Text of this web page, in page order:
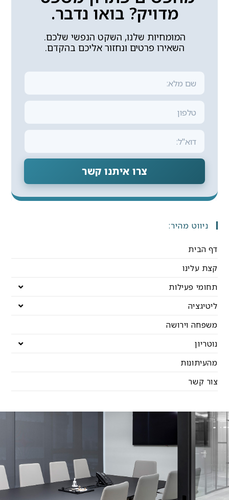
מדויק? בואו נדבר.
המומחיות שלנו, השקט הנפשי שלכם.
השאירו פרטים ונחזור אליכם בהקדם.
צרו איתנו קשר
ניווט מהיר:
דף הבית
קצת עלינו
תחומי פעילות
ליטיגציה
משפחה וירושה
נוטריון
מהעיתונות
צור קשר